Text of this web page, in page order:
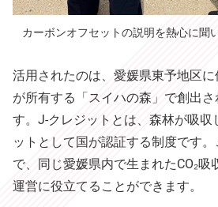
カーボンオフセットの説明を熱心に聞
活用されたのは、愛媛県東予地区
が所有する「スイハの森」で創出
す。J-クレジットとは、森林が吸収
ットとして国が認証する制度です
で、同じ愛媛県内で生まれたCO₂吸
運営に役立てることができます。